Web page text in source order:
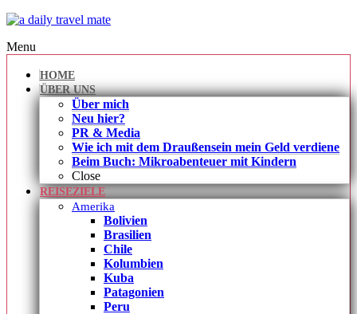
Menu
HOME
ÜBER UNS
Über mich
Neu hier?
PR & Media
Wie ich mit dem Draußensein mein Geld verdiene
Beim Buch: Mikroabenteuer mit Kindern
Close
REISEZIELE
Amerika
Bolivien
Brasilien
Chile
Kolumbien
Kuba
Patagonien
Peru